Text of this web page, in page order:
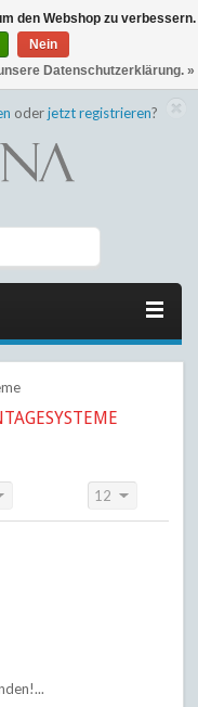
oderjetzt registrieren?
12
den Webshop zu verbessern.
Nein
Datenschutzerklärung. »
befindet sich im Aufbau
eingehalten oder erfüllt